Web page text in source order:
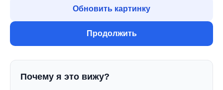
Обновить картинку
Продолжить
Почему я это вижу?